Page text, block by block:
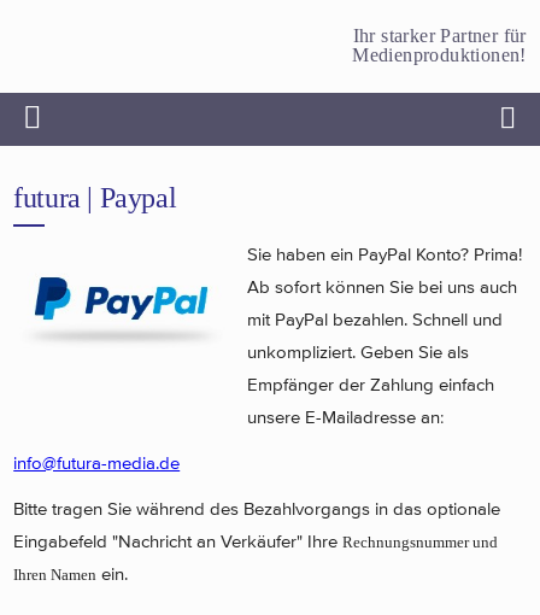
Ihr starker Partner für
Medienproduktionen!
futura | Paypal
Sie haben ein PayPal Konto? Prima!
Ab sofort können Sie bei uns auch
mit PayPal bezahlen. Schnell und
unkompliziert. Geben Sie als
Empfänger der Zahlung einfach
unsere E-Mailadresse an:
info@futura-media.de
Bitte tragen Sie während des Bezahlvorgangs in das optionale
Eingabefeld "Nachricht an Verkäufer" IhreRechnungsnummer und
Ihren Namen ein.